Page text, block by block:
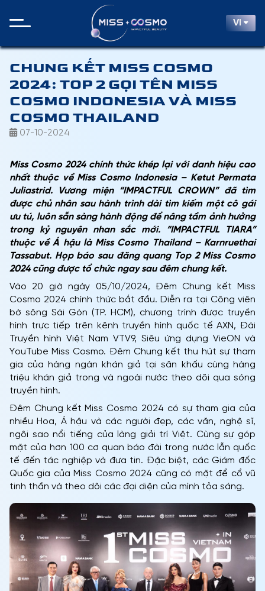
VI
CHUNG KẾT MISS COSMO
2024: TOP 2 GỌI TÊN MISS
COSMO INDONESIA VÀ MISS
COSMO THAILAND
07-10-2024
Miss Cosmo 2024 chính thức khép lại với danh hiệu cao
nhất thuộc về Miss Cosmo Indonesia – Ketut Permata
Juliastrid. Vương miện “IMPACTFUL CROWN” đã tìm
được chủ nhân sau hành trình dài tìm kiếm một cô gái
ưu tú, luôn sẵn sàng hành động để nâng tầm ảnh hưởng
trong kỷ nguyên nhan sắc mới. “IMPACTFUL TIARA”
thuộc về Á hậu là Miss Cosmo Thailand – Karnruethai
Tassabut. Họp báo sau đăng quang Top 2 Miss Cosmo
2024 cũng được tổ chức ngay sau đêm chung kết.
Vào 20 giờ ngày 05/10/2024, Đêm Chung kết Miss
Cosmo 2024 chính thức bắt đầu. Diễn ra tại Công viên
bờ sông Sài Gòn (TP. HCM), chương trình được truyền
hình trực tiếp trên kênh truyền hình quốc tế AXN, Đài
Truyền hình Việt Nam VTV9, Siêu ứng dụng VieON và
YouTube Miss Cosmo. Đêm Chung kết thu hút sự tham
gia của hàng ngàn khán giả tại sân khấu cùng hàng
triệu khán giả trong và ngoài nước theo dõi qua sóng
truyền hình.
Đêm Chung kết Miss Cosmo 2024 có sự tham gia của
nhiều Hoa, Á hậu và các người đẹp, các văn, nghệ sĩ,
ngôi sao nổi tiếng của làng giải trí Việt. Cùng sự góp
mặt của hơn 100 cơ quan báo đài trong nước lẫn quốc
tế đến tác nghiệp và đưa tin. Đặc biệt, các Giám đốc
Quốc gia của Miss Cosmo 2024 cũng có mặt để cổ vũ
tinh thần và theo dõi các đại diện của mình tỏa sáng.